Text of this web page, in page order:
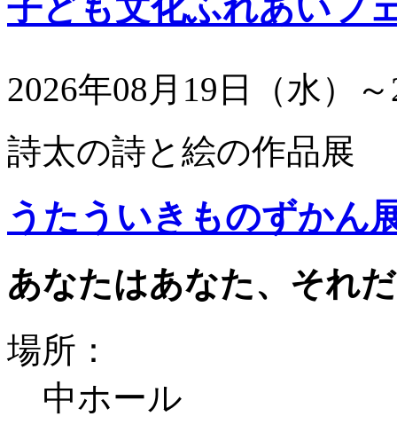
子ども文化ふれあいフ
2026年08月19日（水）
詩太の詩と絵の作品展
うたういきものずかん
あなたはあなた、それ
場所：
中ホール